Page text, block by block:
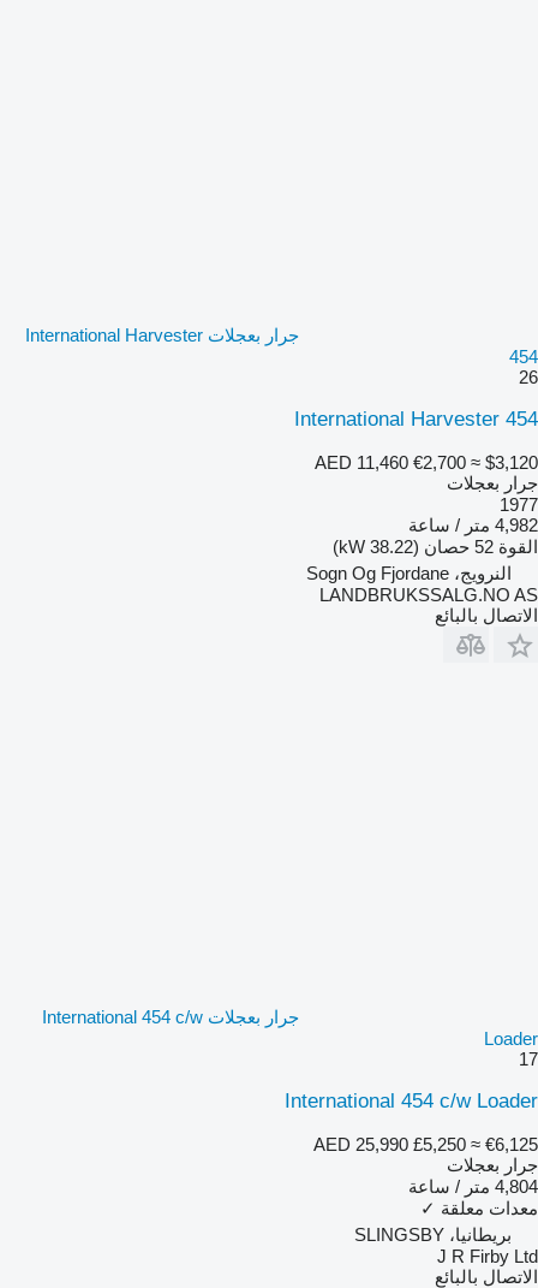
جرار بعجلات International Harvester
454
26
International Harvester 454
AED 11,460 €2,700 ≈ $3,120
جرار بعجلات
1977
4,982 متر / ساعة
القوة 52 حصان (38.22 kW)
النرويج، Sogn Og Fjordane
LANDBRUKSSALG.NO AS
الاتصال بالبائع
جرار بعجلات International 454 c/w
Loader
17
International 454 c/w Loader
AED 25,990 £5,250 ≈ €6,125
جرار بعجلات
4,804 متر / ساعة
معدات معلقة ✓
بريطانيا، SLINGSBY
J R Firby Ltd
الاتصال بالبائع